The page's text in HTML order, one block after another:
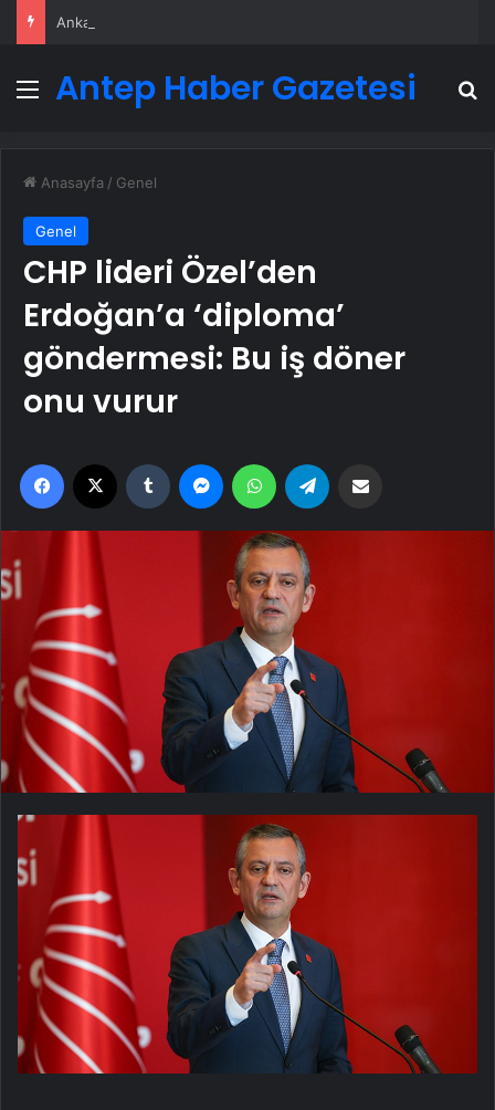
Ankara rent a car
Menü
Antep Haber Gazetesi
Anasayfa / Genel
Genel
CHP lideri Özel’den
Erdoğan’a ‘diploma’
göndermesi: Bu iş döner
onu vurur
Facebook Tumblr MessengerWhatsApp